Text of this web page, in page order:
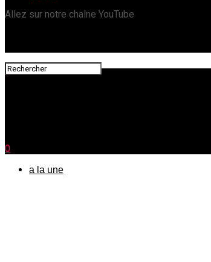
Allez sur notre chaîne YouTube
0
a la une